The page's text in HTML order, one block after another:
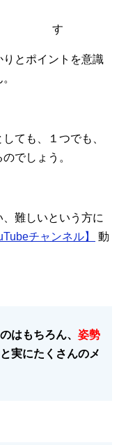
す
とポイントを意識
ても、１つでも、
でしょう。
、難しいという方に
チャンネル】
動
はもちろん、 姿勢
実にたくさんのメ